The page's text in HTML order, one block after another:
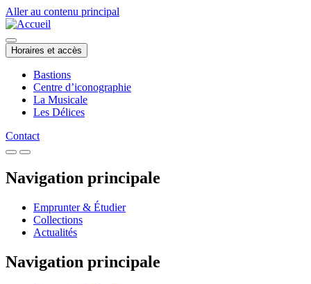
Aller au contenu principal
Horaires et accès
Bastions
Centre d’iconographie
La Musicale
Les Délices
Contact
Navigation principale
Emprunter & Étudier
Collections
Actualités
Navigation principale